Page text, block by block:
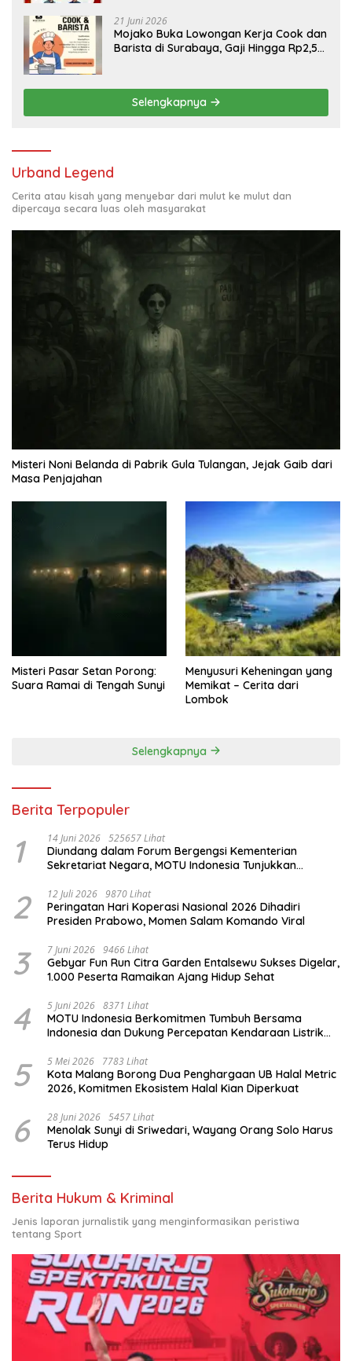
21 Juni 2026
Mojako Buka Lowongan Kerja Cook dan
Barista di Surabaya, Gaji Hingga Rp2,5
Selengkapnya
Urband Legend
Cerita atau kisah yang menyebar dari mulut ke mulut dan
dipercaya secara luas oleh masyarakat
Misteri Noni Belanda di Pabrik Gula Tulangan, Jejak Gaib dari
Masa Penjajahan
Misteri Pasar Setan Porong:
Suara Ramai di Tengah Sunyi
Menyusuri Keheningan yang
Memikat – Cerita dari
Lombok
Selengkapnya
Berita Terpopuler
1 14 Juni 2026 525657 Lihat
Diundang dalam Forum Bergengsi Kementerian
Sekretariat Negara, MOTU Indonesia Tunjukkan
2 12 Juli 2026 9870 Lihat
Peringatan Hari Koperasi Nasional 2026 Dihadiri
Presiden Prabowo, Momen Salam Komando Viral
3 7 Juni 2026 9466 Lihat
Gebyar Fun Run Citra Garden Entalsewu Sukses Digelar,
1.000 Peserta Ramaikan Ajang Hidup Sehat
4 5 Juni 2026 8371 Lihat
MOTU Indonesia Berkomitmen Tumbuh Bersama
Indonesia dan Dukung Percepatan Kendaraan Listrik
5 5 Mei 2026 7783 Lihat
Kota Malang Borong Dua Penghargaan UB Halal Metric
2026, Komitmen Ekosistem Halal Kian Diperkuat
6 28 Juni 2026 5457 Lihat
Menolak Sunyi di Sriwedari, Wayang Orang Solo Harus
Terus Hidup
Berita Hukum & Kriminal
Jenis laporan jurnalistik yang menginformasikan peristiwa
tentang Sport